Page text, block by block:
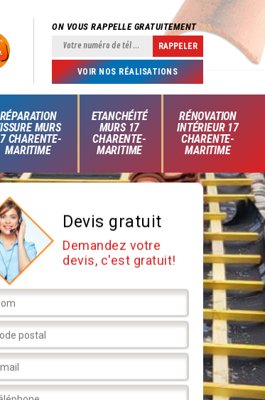
ON VOUS RAPPELLE GRATUITEMENT
VOIR NOS RÉALISATIONS
RÉPARATION
MURS
CHARENTE-
MARITIME
ETANCHÉITÉ
MURS 17
CHARENTE-
MARITIME
RÉNOVATION
INTÉRIEUR 17
CHARENTE-
MARITIME
Devis gratuit
Demandez votre
devis, c'est gratuit!